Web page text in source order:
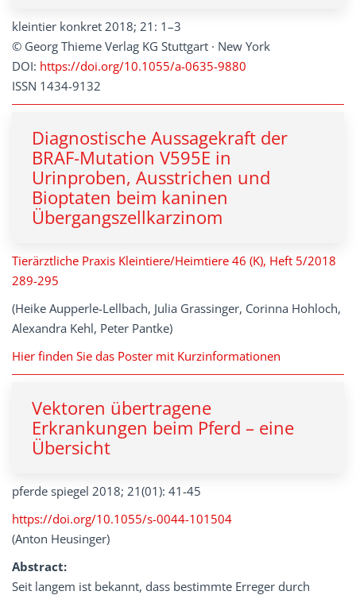
kleintier konkret 2018; 21: 1–3
© Georg Thieme Verlag KG Stuttgart · New York
DOI: https://doi.org/10.1055/a-0635-9880
ISSN 1434-9132
Diagnostische Aussagekraft der
BRAF-Mutation V595E in
Urinproben, Ausstrichen und
Bioptaten beim kaninen
Übergangszellkarzinom
Tierärztliche Praxis Kleintiere/Heimtiere 46 (K), Heft 5/2018
289-295
(Heike Aupperle-Lellbach, Julia Grassinger, Corinna Hohloch,
Alexandra Kehl, Peter Pantke)
Hier finden Sie das Poster mit Kurzinformationen
Vektoren übertragene
Erkrankungen beim Pferd – eine
Übersicht
pferde spiegel 2018; 21(01): 41-45
https://doi.org/10.1055/s-0044-101504
(Anton Heusinger)
Abstract:
Seit langem ist bekannt, dass bestimmte Erreger durch